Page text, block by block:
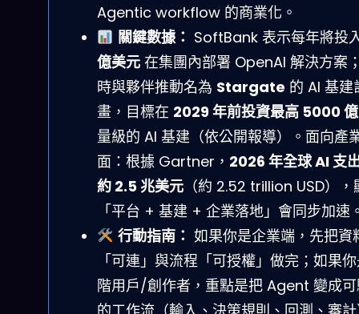
Agentic workflow 的商業化。
關鍵數據： SoftBank 表示每年將投
億美元 在集團內部署 OpenAI 解決方案
時與夥伴推動名為 Stargate 的 AI 基建
畫，目標在 2029 年前投資最高 5000
量級的 AI 基建（依公開報導）。面向產
面：根據 Gartner， 2026 年全球 AI 支
約 2.5 兆美元 （約 2.52 trillion USD），
「平台 + 基建 + 企業落地」會同步加速
行動指南： 如果你是企業端，先把資
「可連」與流程「可授權」做完；如果
階用戶/創作者，重點是把 Agent 變成